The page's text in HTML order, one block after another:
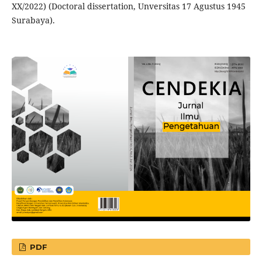
XX/2022) (Doctoral dissertation, Unversitas 17 Agustus 1945
Surabaya).
PDF